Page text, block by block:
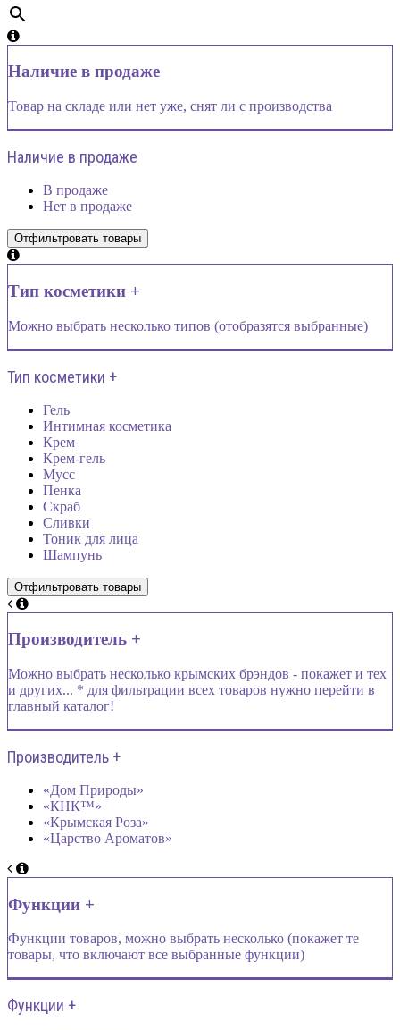
Наличие в продаже
Товар на складе или нет уже, снят ли с производства
Наличие в продаже
В продаже
Нет в продаже
Тип косметики +
Можно выбрать несколько типов (отобразятся выбранные)
Тип косметики +
Гель
Интимная косметика
Крем
Крем-гель
Мусс
Пенка
Скраб
Сливки
Тоник для лица
Шампунь
Производитель +
Можно выбрать несколько крымских брэндов - покажет и тех
и других... * для фильтрации всех товаров нужно перейти в
главный каталог!
Производитель +
«Дом Природы»
«КНК™»
«Крымская Роза»
«Царство Ароматов»
Функции +
Функции товаров, можно выбрать несколько (покажет те
товары, что включают все выбранные функции)
Функции +